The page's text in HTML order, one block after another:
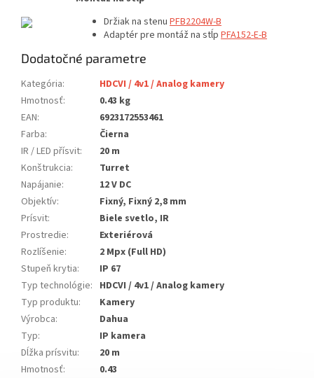
Držiak na stenu PFB2204W-B
Adaptér pre montáž na stĺp PFA152-E-B
Dodatočné parametre
Kategória:
HDCVI / 4v1 / Analog kamery
Hmotnosť:
0.43 kg
EAN:
6923172553461
Farba:
Čierna
IR / LED přísvit:
20 m
Konštrukcia:
Turret
Napájanie:
12 V DC
Objektív:
Fixný, Fixný 2,8 mm
Prísvit:
Biele svetlo, IR
Prostredie:
Exteriérová
Rozlíšenie:
2 Mpx (Full HD)
Stupeň krytia:
IP 67
Typ technológie: HDCVI / 4v1 / Analog kamery
Typ produktu:
Kamery
Výrobca:
Dahua
Typ:
IP kamera
Dĺžka prísvitu:
20 m
Hmotnosť: 0.43